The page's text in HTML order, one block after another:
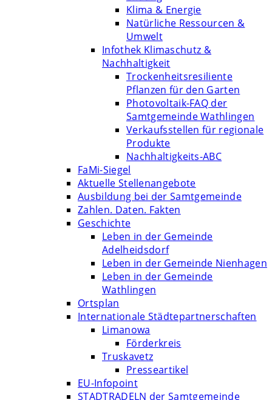
Klima & Energie
Natürliche Ressourcen &
Umwelt
Infothek Klimaschutz &
Nachhaltigkeit
Trockenheitsresiliente
Pflanzen für den Garten
Photovoltaik-FAQ der
Samtgemeinde Wathlingen
Verkaufsstellen für regionale
Produkte
Nachhaltigkeits-ABC
FaMi-Siegel
Aktuelle Stellenangebote
Ausbildung bei der Samtgemeinde
Zahlen. Daten. Fakten
Geschichte
Leben in der Gemeinde
Adelheidsdorf
Leben in der Gemeinde Nienhagen
Leben in der Gemeinde
Wathlingen
Ortsplan
Internationale Städtepartnerschaften
Limanowa
Förderkreis
Truskavetz
Presseartikel
EU-Infopoint
STADTRADELN der Samtgemeinde